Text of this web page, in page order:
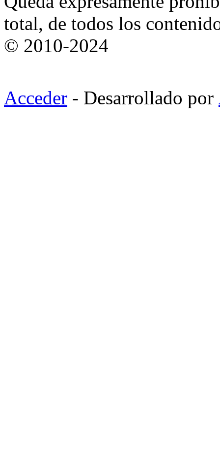
total, de todos los
© 2010-2024
Acceder - Desarrollado por